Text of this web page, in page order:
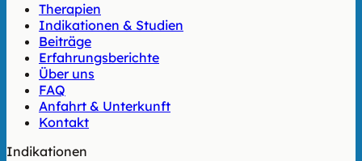
Therapien
Indikationen & Studien
Beiträge
Erfahrungsberichte
Über uns
FAQ
Anfahrt & Unterkunft
Kontakt
Indikationen